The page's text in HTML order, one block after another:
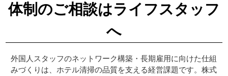
体制のご相談はライフスタッフ
へ
外国人スタッフのネットワーク構築・長期雇用に向けた仕組
みづくりは、ホテル清掃の品質を支える経営課題です。株式